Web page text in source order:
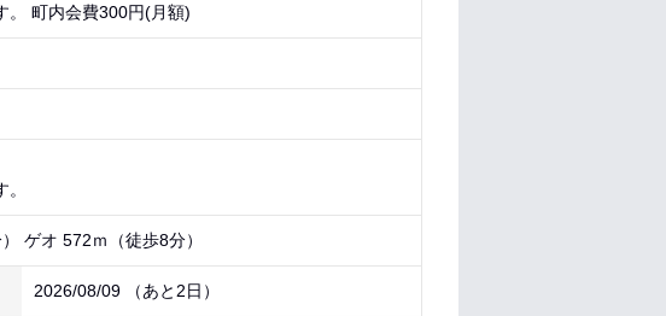
町内会費300円(月額)
ゲオ 572ｍ（徒歩8分）
2026/08/09 （あと 2日 ）